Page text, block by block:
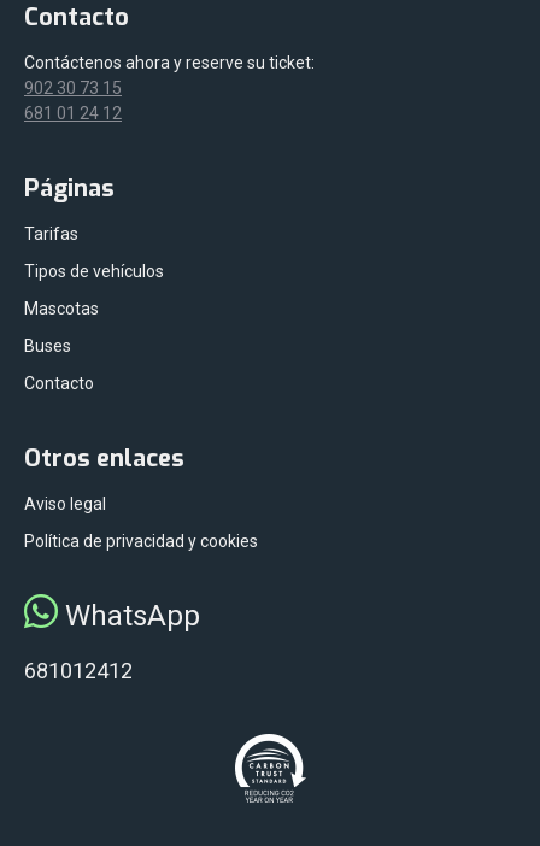
Contacto
Contáctenos ahora y reserve su ticket:
902 30 73 15
681 01 24 12
Páginas
Tarifas
Tipos de vehículos
Mascotas
Buses
Contacto
Otros enlaces
Aviso legal
Política de privacidad y cookies
WhatsApp
681012412